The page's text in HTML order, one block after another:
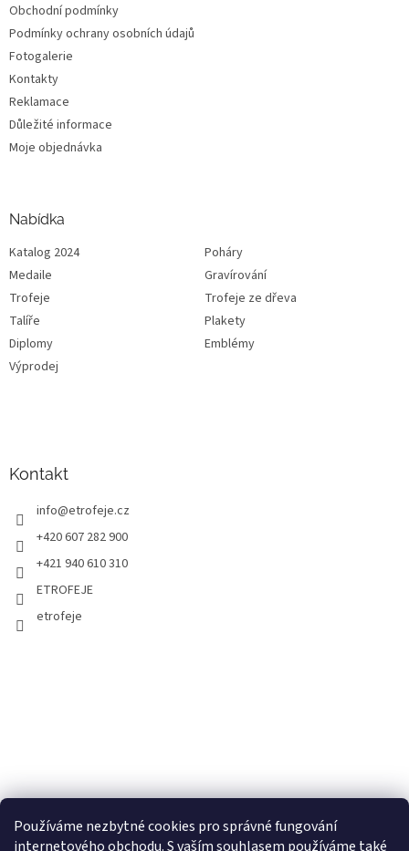
Používáme nezbytné cookies pro správné fungování
internetového obchodu. S vaším souhlasem používáme také
Obchodní podmínky
Podmínky ochrany osobních údajů
Fotogalerie
Kontakty
Reklamace
Důležité informace
Moje objednávka
Nabídka
Katalog 2024
Poháry
Medaile
Gravírování
Trofeje
Trofeje ze dřeva
Talíře
Plakety
Diplomy
Emblémy
Výprodej
Kontakt
info@etrofeje.cz
+420 607 282 900
+421 940 610 310
ETROFEJE
etrofeje